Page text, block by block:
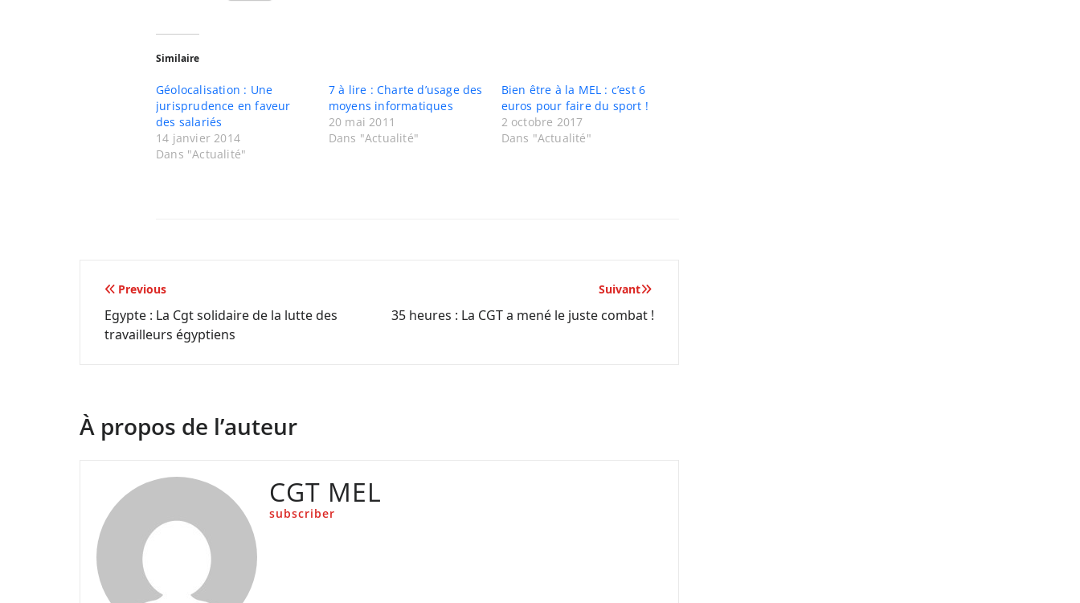
Similaire
Géolocalisation : Une
jurisprudence en faveur
des salariés
14 janvier 2014
Dans "Actualité"
7 à lire : Charte d’usage des
moyens informatiques
20 mai 2011
Dans "Actualité"
Bien être à la MEL : c’est 6
euros pour faire du sport !
2 octobre 2017
Dans "Actualité"
Navigation
de
Previous
Egypte : La Cgt solidaire de la lutte des
travailleurs égyptiens
Suivant
35 heures : La CGT a mené le juste combat !
À propos de l’auteur
CGT MEL
subscriber